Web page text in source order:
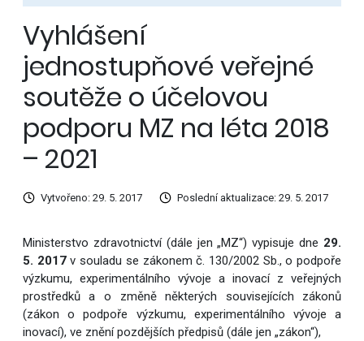
Vyhlášení
jednostupňové veřejné
soutěže o účelovou
podporu MZ na léta 2018
– 2021
Vytvořeno: 29. 5. 2017 Poslední aktualizace: 29. 5. 2017
Ministerstvo zdravotnictví (dále jen „MZ“) vypisuje dne 29.
5. 2017v souladu se zákonem č. 130/2002 Sb., o podpoře
výzkumu, experimentálního vývoje a inovací z veřejných
prostředků a o změně některých souvisejících zákonů
(zákon o podpoře výzkumu, experimentálního vývoje a
inovací), ve znění pozdějších předpisů (dále jen „zákon“),